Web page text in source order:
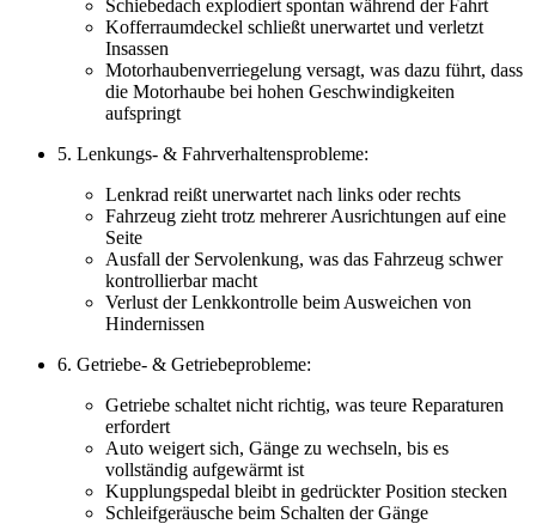
Schiebedach explodiert spontan während der Fahrt
Kofferraumdeckel schließt unerwartet und verletzt
Insassen
Motorhaubenverriegelung versagt, was dazu führt, dass
die Motorhaube bei hohen Geschwindigkeiten
aufspringt
5. Lenkungs- & Fahrverhaltensprobleme:
Lenkrad reißt unerwartet nach links oder rechts
Fahrzeug zieht trotz mehrerer Ausrichtungen auf eine
Seite
Ausfall der Servolenkung, was das Fahrzeug schwer
kontrollierbar macht
Verlust der Lenkkontrolle beim Ausweichen von
Hindernissen
6. Getriebe- & Getriebeprobleme:
Getriebe schaltet nicht richtig, was teure Reparaturen
erfordert
Auto weigert sich, Gänge zu wechseln, bis es
vollständig aufgewärmt ist
Kupplungspedal bleibt in gedrückter Position stecken
Schleifgeräusche beim Schalten der Gänge